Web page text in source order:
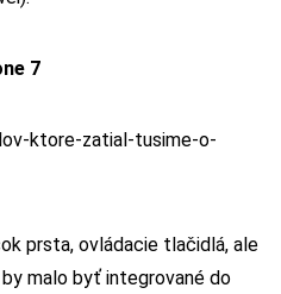
7
ktore-zatial-tusime-o-
prsta, ovládacie tlačidlá, ale
malo byť integrované do